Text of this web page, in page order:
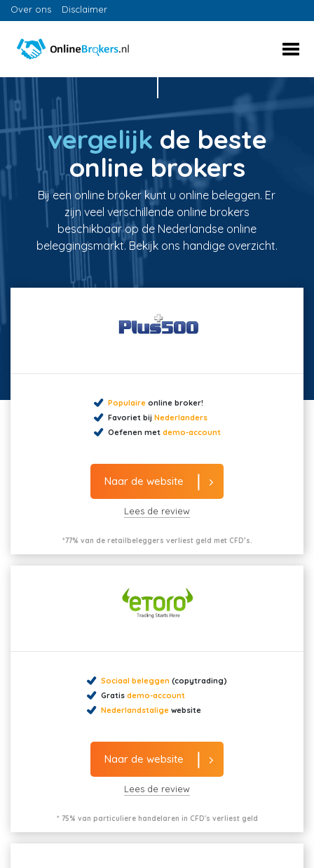
Over ons Disclaimer
vergelijk de beste
online brokers
Bij een online broker kunt u online beleggen. Er
zijn veel verschillende online brokers
beschikbaar op de Nederlandse online
beleggingsmarkt. Bekijk ons handige overzicht.
Populaireonline broker!
Favoriet bij Nederlanders
Oefenen met demo-account
Naar de website
Lees de review
*77% van de retailbeleggers verliest geld met CFD’s.
Sociaal beleggen (copytrading)
Gratis demo-account
Nederlandstalige website
Naar de website
Lees de review
* 75% van particuliere handelaren in CFD's verliest geld